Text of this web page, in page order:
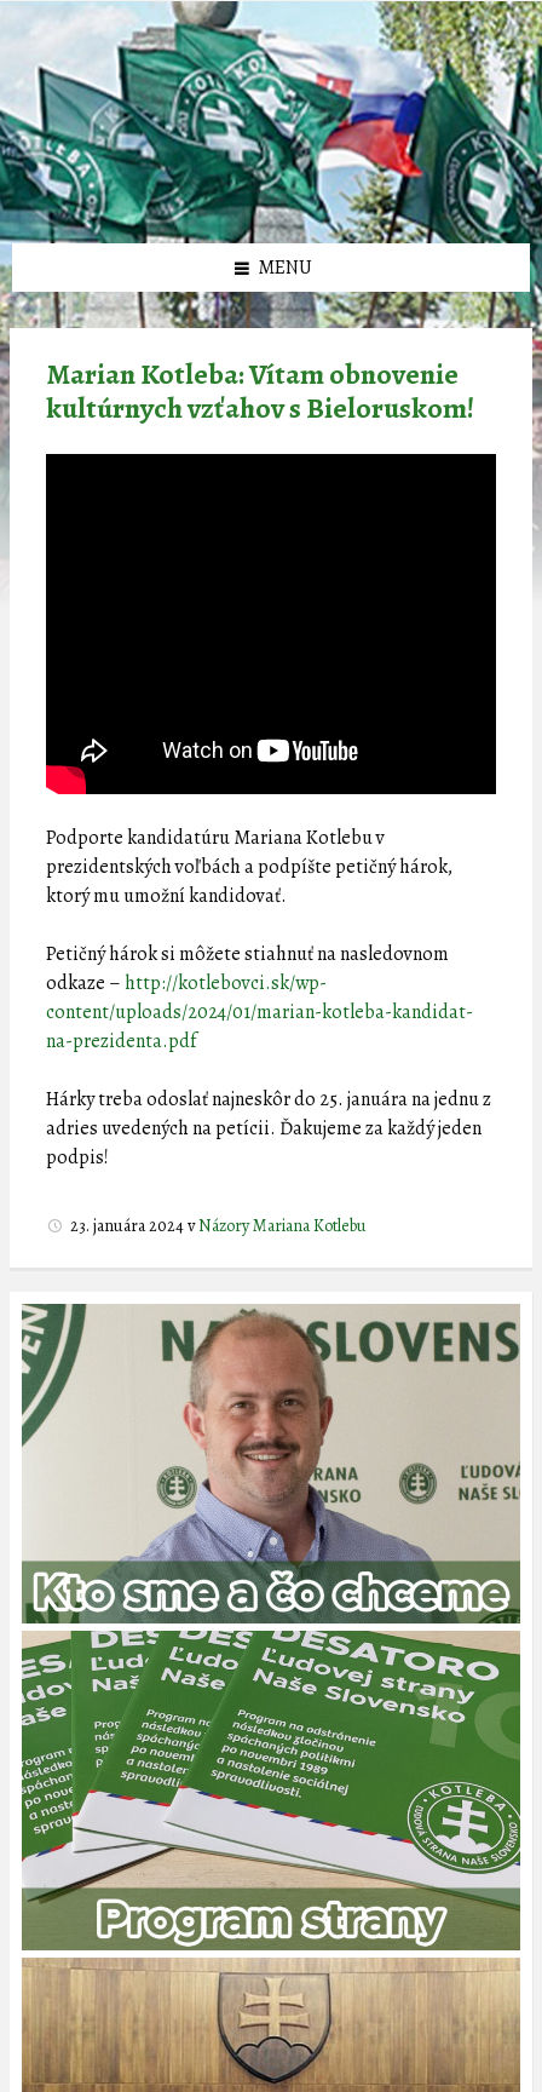
олимп казино
Preskočiť
Preskočiť
panel
Preskočiť
panel
Preskočiť
MENU
Marian Kotleba: Vítam obnovenie
kultúrnych vzťahov s Bieloruskom!
Podporte kandidatúru Mariana Kotlebu v
prezidentských voľbách a podpíšte petičný hárok,
ktorý mu umožní kandidovať.
Petičný hárok si môžete stiahnuť na nasledovnom
odkaze – http://kotlebovci.sk/wp-
content/uploads/2024/01/marian-kotleba-kandidat-
na-prezidenta.pdf
Hárky treba odoslať najneskôr do 25. januára na jednu z
adries uvedených na petícii. Ďakujeme za každý jeden
podpis!
23. januára 2024vNázory Mariana Kotlebu